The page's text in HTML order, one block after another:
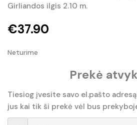
Girliandos ilgis 2.10 m.
€37.90
Neturime
Prekė
Tiesiog įvesite savo el.pašto
jus kai tik ši prekė vėl bus